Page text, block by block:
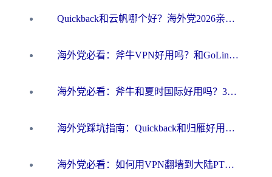
Quickback和云帆哪个好？海外党2026亲测指南：选对加速器大陆工具，无缝刷国内剧玩国服
海外党必看：斧牛VPN好用吗？和GoLinkVPN对比哪个回国效果更好？
海外党必看：斧牛和夏时国际好用吗？3步选对回国加速器，无缝刷国内资源
海外党踩坑指南：Quickback和归雁好用吗？选对加速器才能无缝刷国内资源
海外党必看：如何用VPN翻墙到大陆PTT？一篇解决你所有回国加速痛点